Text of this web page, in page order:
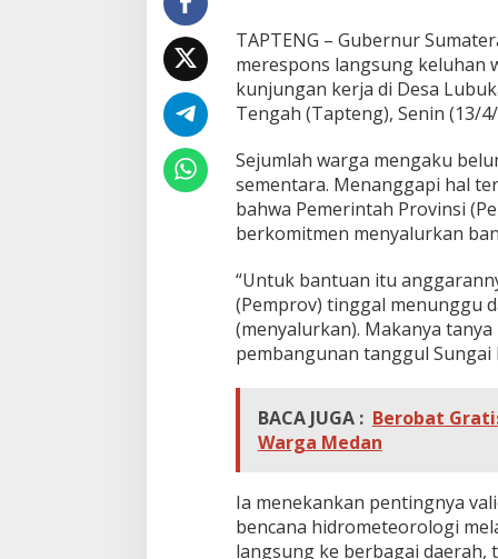
b
e
n
a
a
T
e
p
S
a
s
a
r
n
d
a
e
k
a
TAPTENG – Gubernur
merespons langsung keluhan
kunjungan kerja di Desa
Tengah (Tapteng), Senin (13/
Sejumlah warga mengaku
sementara. Menanggapi hal
bahwa Pemerintah Provinsi
berkomitmen menyalurkan
“Untuk bantuan itu
(Pemprov) tinggal menunggu
(menyalurkan). Makanya
pembangunan tanggul Sungai
BACA JUGA : Berobat
Warga Medan
Ia menekankan pentingnya
bencana hidrometeorologi
langsung ke berbagai daerah,